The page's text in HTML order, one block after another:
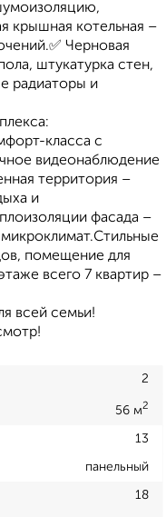
крышная котельная –
Черновая
штукатурка стен,
радиаторы и
класса с
видеонаблюдение
территория –
и
фасада –
помещение для
всего 7 квартир –
всей семьи!
2
56 м2
13
панельный
18